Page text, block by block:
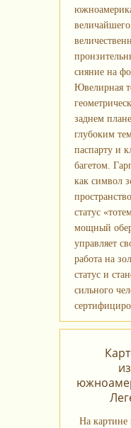
сияние на
Ювелирная
заднем
глубоким
паспарту и
багетом.
как символ
статус
мощный
управляет
работа на
статус и
сильного
На картине